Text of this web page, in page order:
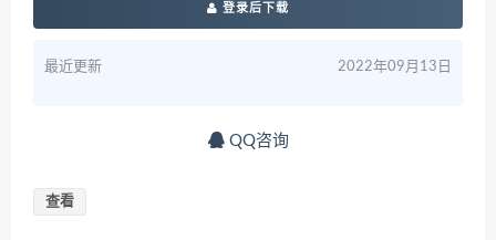
登录后下载
最近更新 2022年09月13日
QQ咨询
查看